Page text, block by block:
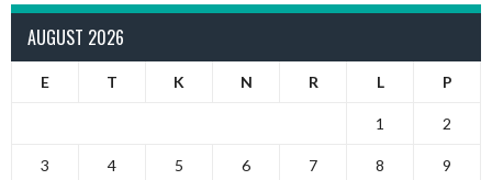
AUGUST 2026
E T K N R L P
1 2
3 4 5 6 7 8 9